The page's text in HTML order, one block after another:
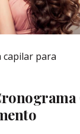
para